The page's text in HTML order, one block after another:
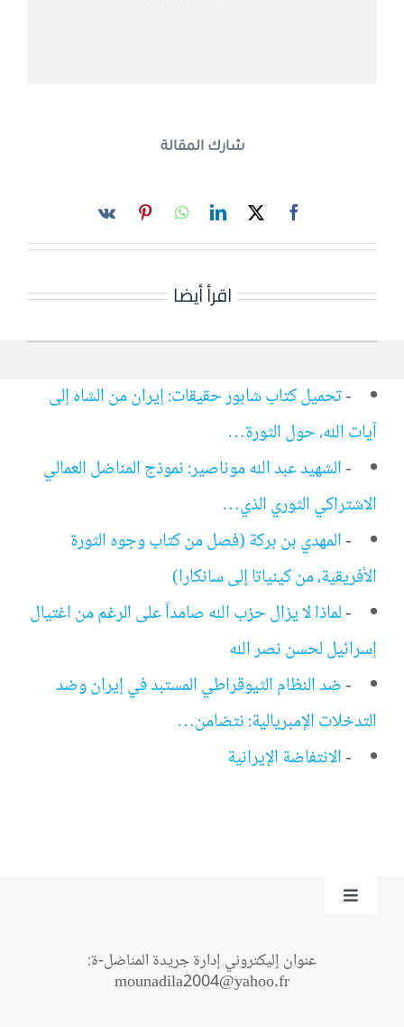
شارك المقالة
اقرأ أيضا
-تحميل كتاب شابور حقيقات: إيران من الشاه إلى
آيات الله، حول الثورة…
-الشهيد عبد الله موناصير: نموذج المناضل العمالي
الاشتراكي الثوري الذي…
-المهدي بن بركة (فصل من كتاب وجوه الثورة
الأفريقية، من كينياتا إلى سانكارا)
-لماذا لا يزال حزب الله صامداً على الرغم من اغتيال
إسرائيل لحسن نصر الله
-ضد النظام الثيوقراطي المستبد في إيران وضد
التدخلات الإمبريالية: نتضامن…
-الانتفاضة الإيرانية
Toggle
عنوان إليكتروني إدارة جريدة المناضل-ة:
mounadila2004@yahoo.fr